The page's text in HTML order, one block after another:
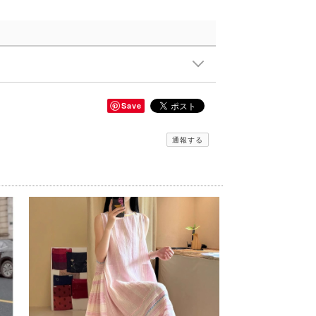
Save
通報する